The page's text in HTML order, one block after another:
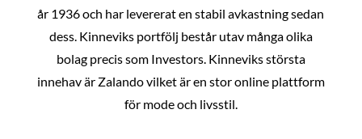
år 1936 och har levererat en stabil avkastning sedan
dess. Kinneviks portfölj består utav många olika
bolag precis som Investors. Kinneviks största
innehav är Zalando vilket är en stor online plattform
för mode och livsstil.